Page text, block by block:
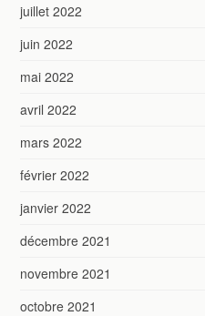
juillet 2022
juin 2022
mai 2022
avril 2022
mars 2022
février 2022
janvier 2022
décembre 2021
novembre 2021
octobre 2021